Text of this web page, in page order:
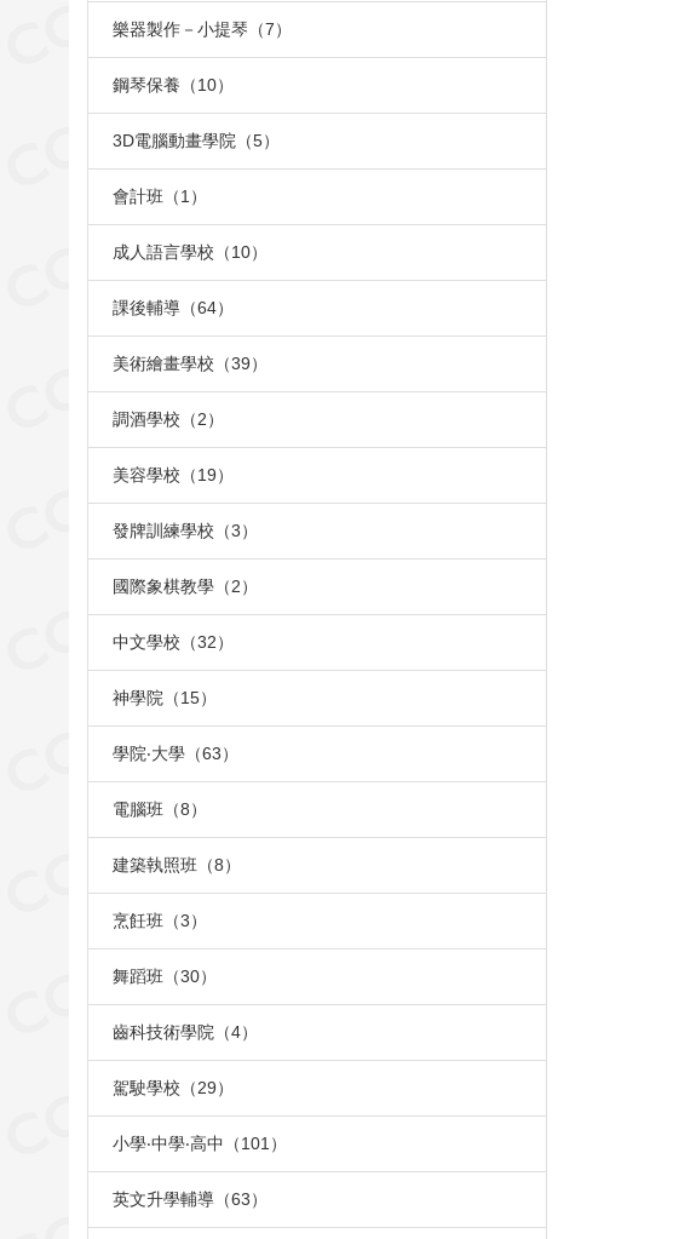
樂器製作－小提琴（7）
鋼琴保養（10）
3D電腦動畫學院（5）
會計班（1）
成人語言學校（10）
課後輔導（64）
美術繪畫學校（39）
調酒學校（2）
美容學校（19）
發牌訓練學校（3）
國際象棋教學（2）
中文學校（32）
神學院（15）
學院‧大學（63）
電腦班（8）
建築執照班（8）
烹飪班（3）
舞蹈班（30）
齒科技術學院（4）
駕駛學校（29）
小學‧中學‧高中（101）
英文升學輔導（63）